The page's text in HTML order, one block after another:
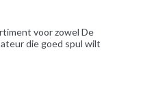
voor zowel De
die goed spul wilt